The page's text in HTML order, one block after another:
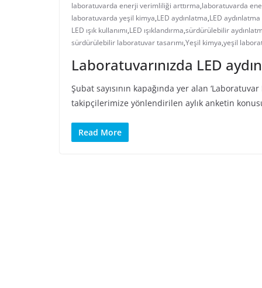
laboratuvarda enerji verimliliği arttırma,laboratuvarda
laboratuvarda yeşil kimya,LED aydınlatma,LED
LED ışık kullanımı,LED ışıklandırma,sürdürülebilir
sürdürülebilir laboratuvar tasarımı,Yeşil kimya,yeşil
Laboratuvarınızda LED
Şubat sayısının kapağında yer alan
takipçilerimize yönlendirilen aylık anketin
Read More